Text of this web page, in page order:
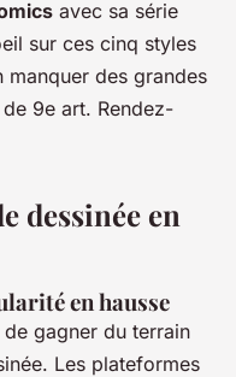
avec sa série
sur ces cinq styles
manquer des grandes
9e art. Rendez-
dessinée en
en hausse
gagner du terrain
Les plateformes